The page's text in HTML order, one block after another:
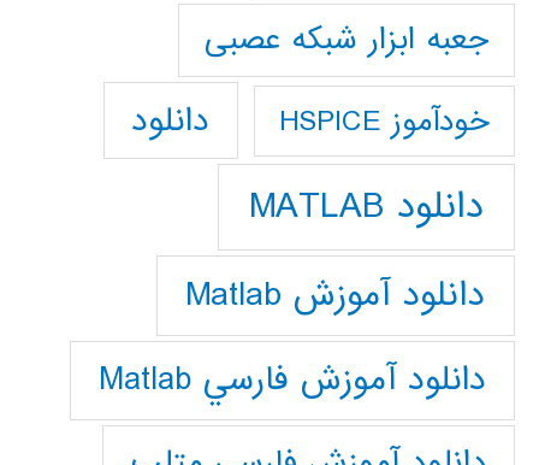
جعبه ابزار شبکه عصبی
خودآموز HSPICE دانلود
دانلود MATLAB
دانلود آموزش Matlab
دانلود آموزش فارسي Matlab